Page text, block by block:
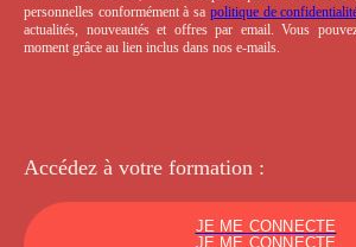
personnelles conformément à sa politique de
actualités, nouveautés et offres par email. Vous
moment grâce au lien inclus dans nos e-mails.
Accédez à votre formation :
JE ME CONNECTE
JE ME CONNECTE